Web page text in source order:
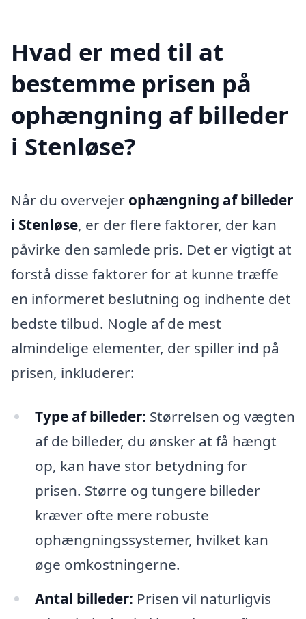
Hvad er med til at
bestemme prisen på
ophængning af billeder
i Stenløse?
Når du overvejer ophængning af billeder
i Stenløse, er der flere faktorer, der kan
påvirke den samlede pris. Det er vigtigt at
forstå disse faktorer for at kunne træffe
en informeret beslutning og indhente det
bedste tilbud. Nogle af de mest
almindelige elementer, der spiller ind på
prisen, inkluderer:
Type af billeder: Størrelsen og vægten
af de billeder, du ønsker at få hængt
op, kan have stor betydning for
prisen. Større og tungere billeder
kræver ofte mere robuste
ophængningssystemer, hvilket kan
øge omkostningerne.
Antal billeder: Prisen vil naturligvis